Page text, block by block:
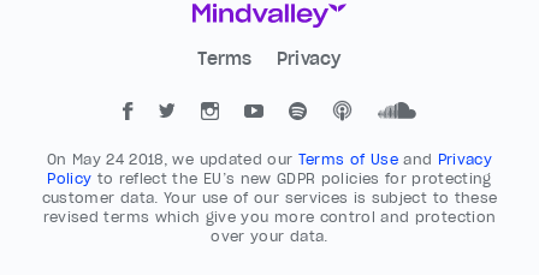
Terms Privacy
On May 24 2018, we updated our Terms of Useand Privacy
Policy to reflect the EU’s new GDPR policies for protecting
customer data. Your use of our services is subject to these
revised terms which give you more control and protection
over your data.